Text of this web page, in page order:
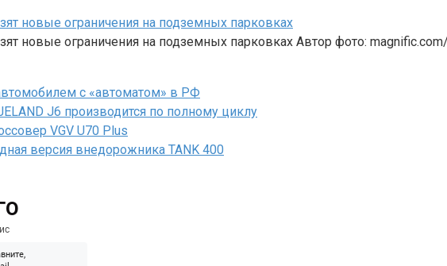
новые ограничения на подземных парковках
новые ограничения на подземных парковках Автор фото:
с «автоматом» в РФ
J6 производится по полному циклу
VGV U70 Plus
версия внедорожника TANK 400